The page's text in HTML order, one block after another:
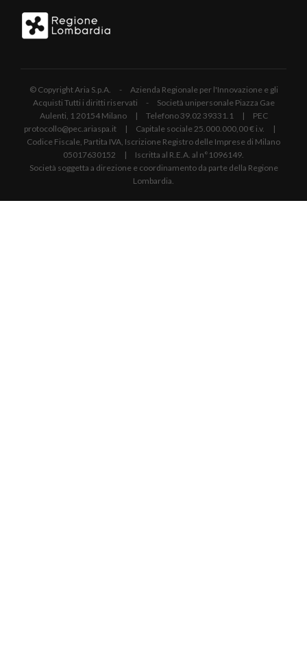
© Copyright Aria S.p.A. - Azienda Regionale per l'Innovazione e gli
Acquisti Tutti i diritti riservati - Società unipersonale Piazza Gae
Aulenti, 1 20154 Milano | Telefono 39.02 39331.1 | PEC
protocollo@pec.ariaspa.it | Capitale sociale 25.000.000,00 € i.v. |
Codice Fiscale, Partita IVA, Iscrizione Registro delle Imprese di Milano
05017630152 | Iscritta al R.E.A. al n°1096149.
Società soggetta a direzione e coordinamento da parte della Regione
Lombardia.